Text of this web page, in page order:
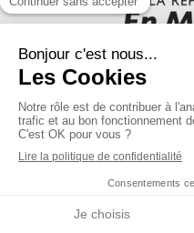
SUIVEZ STEPHANIE DO SUR
Création et référencement du site